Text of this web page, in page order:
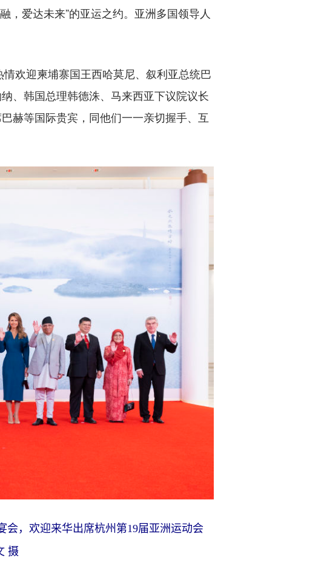
，爱达未来”的亚运之约。亚洲多国领导人
欢迎柬埔寨国王西哈莫尼、叙利亚总统巴
、韩国总理韩德洙、马来西亚下议院议长
赫等国际贵宾，同他们一一亲切握手、互
会，欢迎来华出席杭州第19届亚洲运动会
摄